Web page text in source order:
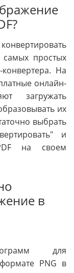
простых
На
онлайн-
загружать
их
выбрать
и
на своем
в
для
PNG в